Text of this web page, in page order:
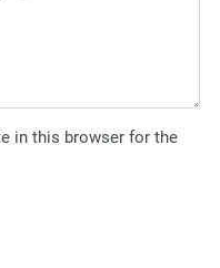
in this browser for the